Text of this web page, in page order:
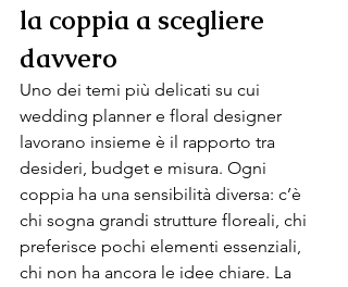
la coppia a scegliere
davvero
Uno dei temi più delicati su cui
wedding planner e floral designer
lavorano insieme è il rapporto tra
desideri, budget e misura. Ogni
coppia ha una sensibilità diversa: c’è
chi sogna grandi strutture floreali, chi
preferisce pochi elementi essenziali,
chi non ha ancora le idee chiare. La